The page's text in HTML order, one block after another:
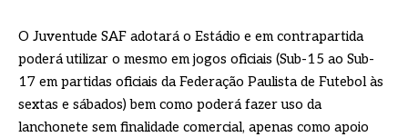
O Juventude SAF adotará o Estádio e em contrapartida
poderá utilizar o mesmo em jogos oficiais (Sub-15 ao Sub-
17 em partidas oficiais da Federação Paulista de Futebol às
sextas e sábados) bem como poderá fazer uso da
lanchonete sem finalidade comercial, apenas como apoio